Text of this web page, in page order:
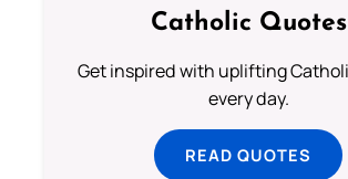
Catholic Quotes
Get inspired with uplifting
every day.
READ QUOTES